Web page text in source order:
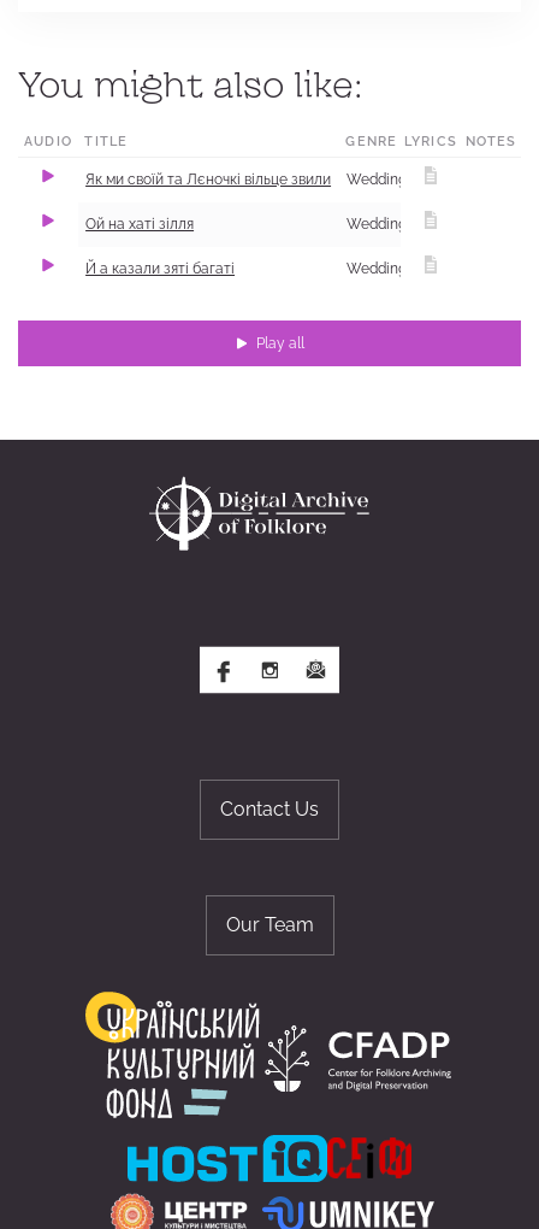
You might also like:
AUDIO TITLE GENRE LOCATION
LYRICS NOTES
Як ми своїй та Лєночкі вільце звили Wedding
Ой на хаті зілля Wedding
Й а казали зяті багаті Wedding
Play all
Contact Us
Our Team